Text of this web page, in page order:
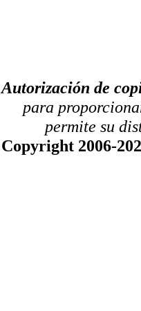
Autorización de
para
permite su
Copyright 2006-